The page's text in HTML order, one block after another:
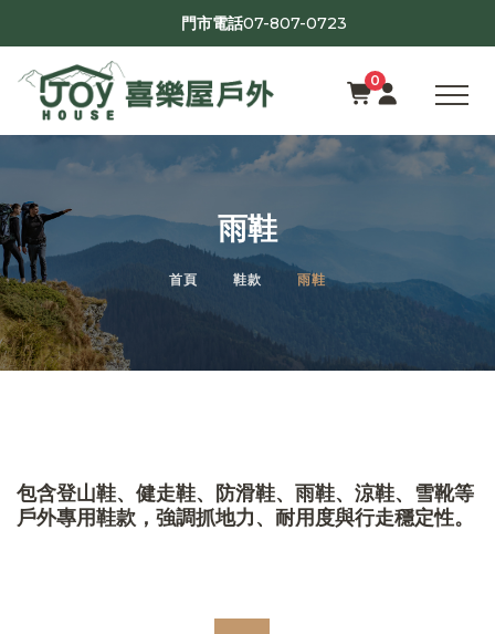
門市電話07-807-0723
0
雨鞋
首頁 鞋款 雨鞋
包含登山鞋、健走鞋、防滑鞋、雨鞋、涼鞋、雪靴等
戶外專用鞋款，強調抓地力、耐用度與行走穩定性。